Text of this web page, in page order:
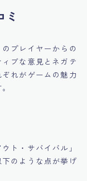
ミ
プレイヤーからの
ブな意見とネガテ
れがゲームの魅力
ト・サバイバル」
のような点が挙げ